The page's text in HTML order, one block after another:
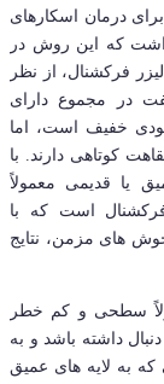
درمان اسکارهای
که این روش در
فرکشنال، از نظر
در مجموع دارای
خفیف است، اما
کوتاهی دارند. با
یا قدیمی معمولاً
است که با
های مزمن، نتایج
سطحی و کم خطر
داشته باشد و به
به لایه های عمیق